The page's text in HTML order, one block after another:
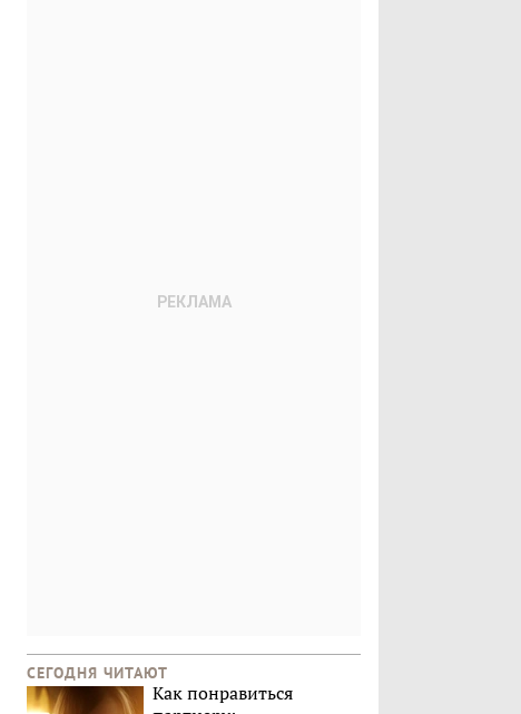
СЕГОДНЯ ЧИТАЮТ
Как понравиться